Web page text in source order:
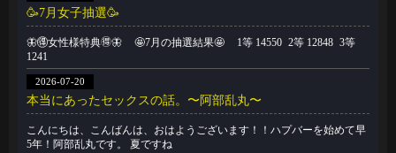
🥳7月女子抽選🥳
🦋🉐女性様特典🉐🦋 🤩7月の抽選結果🤩 1等 14550 2等 12848 3等
1241
2026-07-20
本当にあったセックスの話。〜阿部乱丸〜
こんにちは、こんばんは、おはようございます！！ハプバーを始めて早
5年！阿部乱丸です。 夏ですね